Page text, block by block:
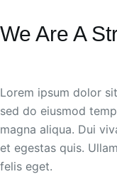
We Are A
Lorem ipsum dolor
sed do eiusmod
magna aliqua. Dui
et egestas quis.
felis eget.